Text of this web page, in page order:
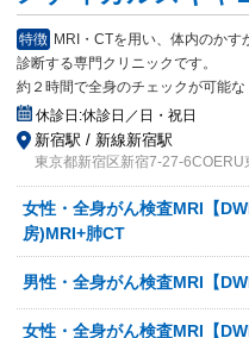
特徴 MRI・CTを用い、体内のか
診断する専門クリニックです。
約２時間で全身のチェックが可能
休診日:休診日／日・祝日
新宿駅 / 新線新宿駅
東京都新宿区新宿7-27-6COERU
女性・全身がん検査MRI【
房)MRI+肺CT
男性・全身がん検査MRI【
女性・全身がん検査MRI【